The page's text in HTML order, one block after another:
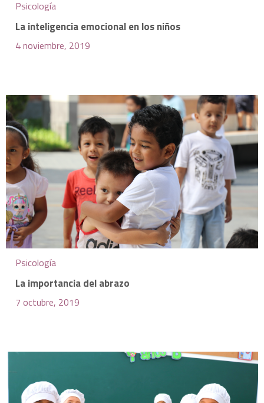
Psicología
La inteligencia emocional en los niños
4 noviembre, 2019
Psicología
La importancia del abrazo
7 octubre, 2019